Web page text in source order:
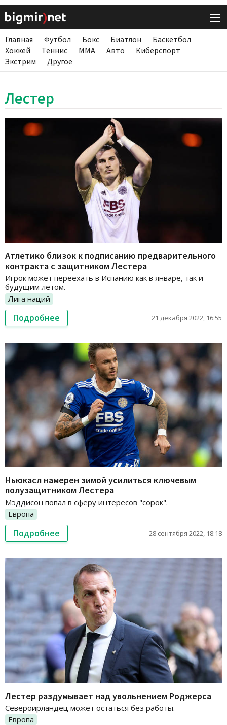
Главная Футбол Бокс Биатлон
Баскетбол
Хоккей
Теннис ММА Авто
Киберспорт
Экстрим
Другое
Лестер
Атлетико близок к подписанию предварительного
контракта с защитником Лестера
Игрок может переехать в Испанию как в январе, так и
будущим летом.
Лига наций
Подробнее 21 декабря 2022, 16:55
Ньюкасл намерен зимой усилиться ключевым
полузащитником Лестера
Мэддисон попал в сферу интересов "сорок".
Европа
Подробнее 28 сентября 2022, 18:18
Лестер раздумывает над увольнением Роджерса
Североирландец может остаться без работы.
Европа